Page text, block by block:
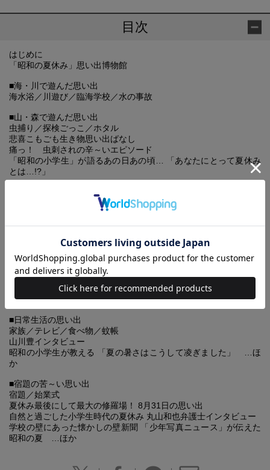
目次
はじめに
「昭和の夏休み」思い出博物館
■海・川で遊んだ思い出
海水浴／川遊び／臨海学校／水の事故
■山・森で遊んだ思い出
虫捕り／探検ごっこ／ホタル
悲喜こもごも生き物思い出ばなし
痛っ！ 虫刺されの辛～いエピソード
「昭和の小学生」が語るあの日あの頃… 「あなたにとって夏休み
とは…!?」
プール／秘密基地／子ども会
田んぼ、神社、家の中…etc いろんな場所が遊び場だった
夏休み「いたずら伝説」
■夏休みイベントの思い出
縁日・夏祭り／花火／ラジオ体操／お盆／家族でお出かけ／大阪
楽しかった縁日の屋台たち
懐かしの花火コレクション
夏休みに行きたい ローカル線の旅
■日常生活の思い出
家族／テレビ／食べ物／蚊帳
山川豊インタビュー
昭和の小学生が教える 「夏の暑さはこうして凌ぎました」 …ほ
か
■宿題の苦～い思い出
宿題／始業式
夏休み最後にして最大の修羅場！ 8月31日の思い出
自然と過ごした小学生時代の夏休み 丸山和也弁護士インタビュー
学校の壁にあった懐かしの壁新聞 「少年写真ニュース」が伝えた
昭和の夏 …ほか